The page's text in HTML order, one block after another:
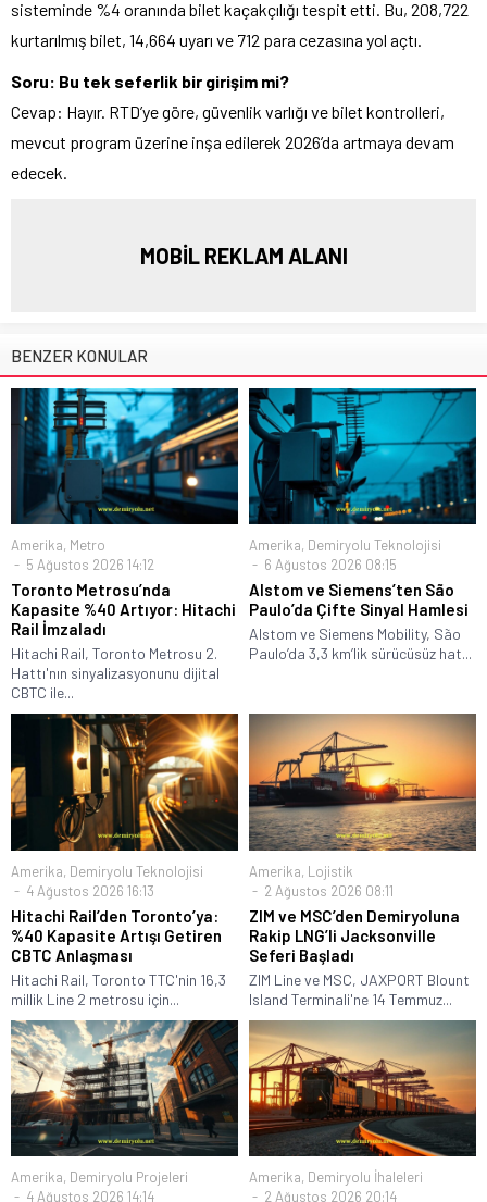
sisteminde %4 oranında bilet kaçakçılığı tespit etti. Bu, 208,722
kurtarılmış bilet, 14,664 uyarı ve 712 para cezasına yol açtı.
Soru: Bu tek seferlik bir girişim mi?
Cevap: Hayır. RTD’ye göre, güvenlik varlığı ve bilet kontrolleri,
mevcut program üzerine inşa edilerek 2026’da artmaya devam
edecek.
MOBİL REKLAM ALANI
BENZER KONULAR
Amerika, Metro
5 Ağustos 2026 14:12
Toronto Metrosu’nda
Kapasite %40 Artıyor: Hitachi
Rail İmzaladı
Hitachi Rail, Toronto Metrosu 2.
Hattı'nın sinyalizasyonunu dijital
CBTC ile...
Amerika, Demiryolu Teknolojisi
6 Ağustos 2026 08:15
Alstom ve Siemens’ten São
Paulo’da Çifte Sinyal Hamlesi
Alstom ve Siemens Mobility, São
Paulo’da 3,3 km’lik sürücüsüz hat...
Amerika, Demiryolu Teknolojisi
4 Ağustos 2026 16:13
Hitachi Rail’den Toronto’ya:
%40 Kapasite Artışı Getiren
CBTC Anlaşması
Hitachi Rail, Toronto TTC'nin 16,3
millik Line 2 metrosu için...
Amerika, Lojistik
2 Ağustos 2026 08:11
ZIM ve MSC’den Demiryoluna
Rakip LNG’li Jacksonville
Seferi Başladı
ZIM Line ve MSC, JAXPORT Blount
Island Terminali'ne 14 Temmuz...
Amerika, Demiryolu Projeleri
4 Ağustos 2026 14:14
Amerika, Demiryolu İhaleleri
2 Ağustos 2026 20:14